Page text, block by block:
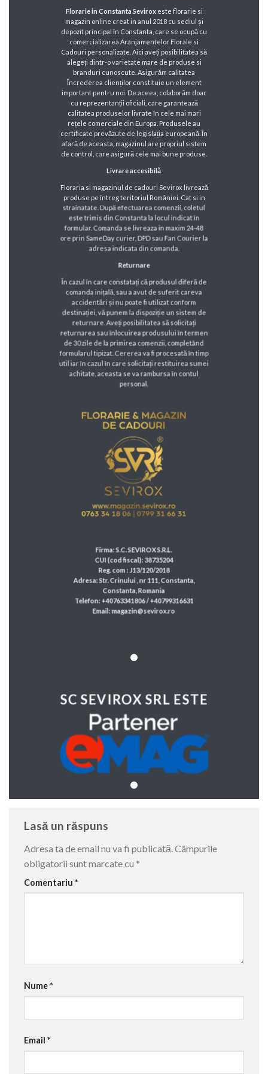
Florarie in Constanta Seviroxeste florarie si
magazin online creat in anul 2018 cu sediul și
depozit principal în Constanta, care se ocupă cu
comercializarea Aranjamentelor Florale si
Cadouri personalizate. Aici aveți posibilitatea să
alegeți dintr-o varietate mare de produse si
branduri cunoscute. Asigurăm calitatea
Încrederea clienților constituie un element
important pentru noi. De aceea, colaborăm doar
cu reprezentanții oficiali, care garantează
calitatea produselor livrate în cele mai mari
rețele comerciale din Europa. Produsele au
certificate prevăzute de legislația europeană. În
afară de aceasta, magazinul are propriul sistem
de control, care asigură cele mai bune produse.
Livrare accesibilă
Floraria si magazinul de cadouri Sevirox livrează
produse pe întreg teritoriul României. Cat si in
strainatate. După efectuarea comenzii, coletul
este trimis din Constanta la locul indicat în
formular. Comanda se livreaza in maxim 24-48
ore prin SameDay curier, DPD sau Fan Courier la
adresa indicata din comanda.
Returnare
În cazul în care constatați că produsul diferă de
comanda inițală, sau a avut de suferit careva
accidentări și nu poate fi utilizat conform
destinației, vă punem la dispoziție un sistem de
returnare. Aveți posibilitatea să solicitați
returnarea sau înlocuirea produsului în termen
de 30 zile de la primirea comenzii, completând
formularul tipizat. Cererea va fi procesată în timp
util iar în cazul în care solicitați restituirea sumei
achitate, aceasta se va rambursa în contul
personal.
Firma: S.C. SEVIROX S.R.L.
CUI (cod fiscal): 38735204
Reg. com : J13/120/2018
Adresa: Str. Crinului , nr 111, Constanta,
Constanta, Romania
Telefon: +40763341806 / +40799316631
Email: magazin@sevirox.ro
SC SEVIROX SRL ESTE
Lasă un răspuns
Adresa ta de email nu va fi publicată. Câmpurile
obligatorii sunt marcate cu *
Comentariu *
Nume*
Email *